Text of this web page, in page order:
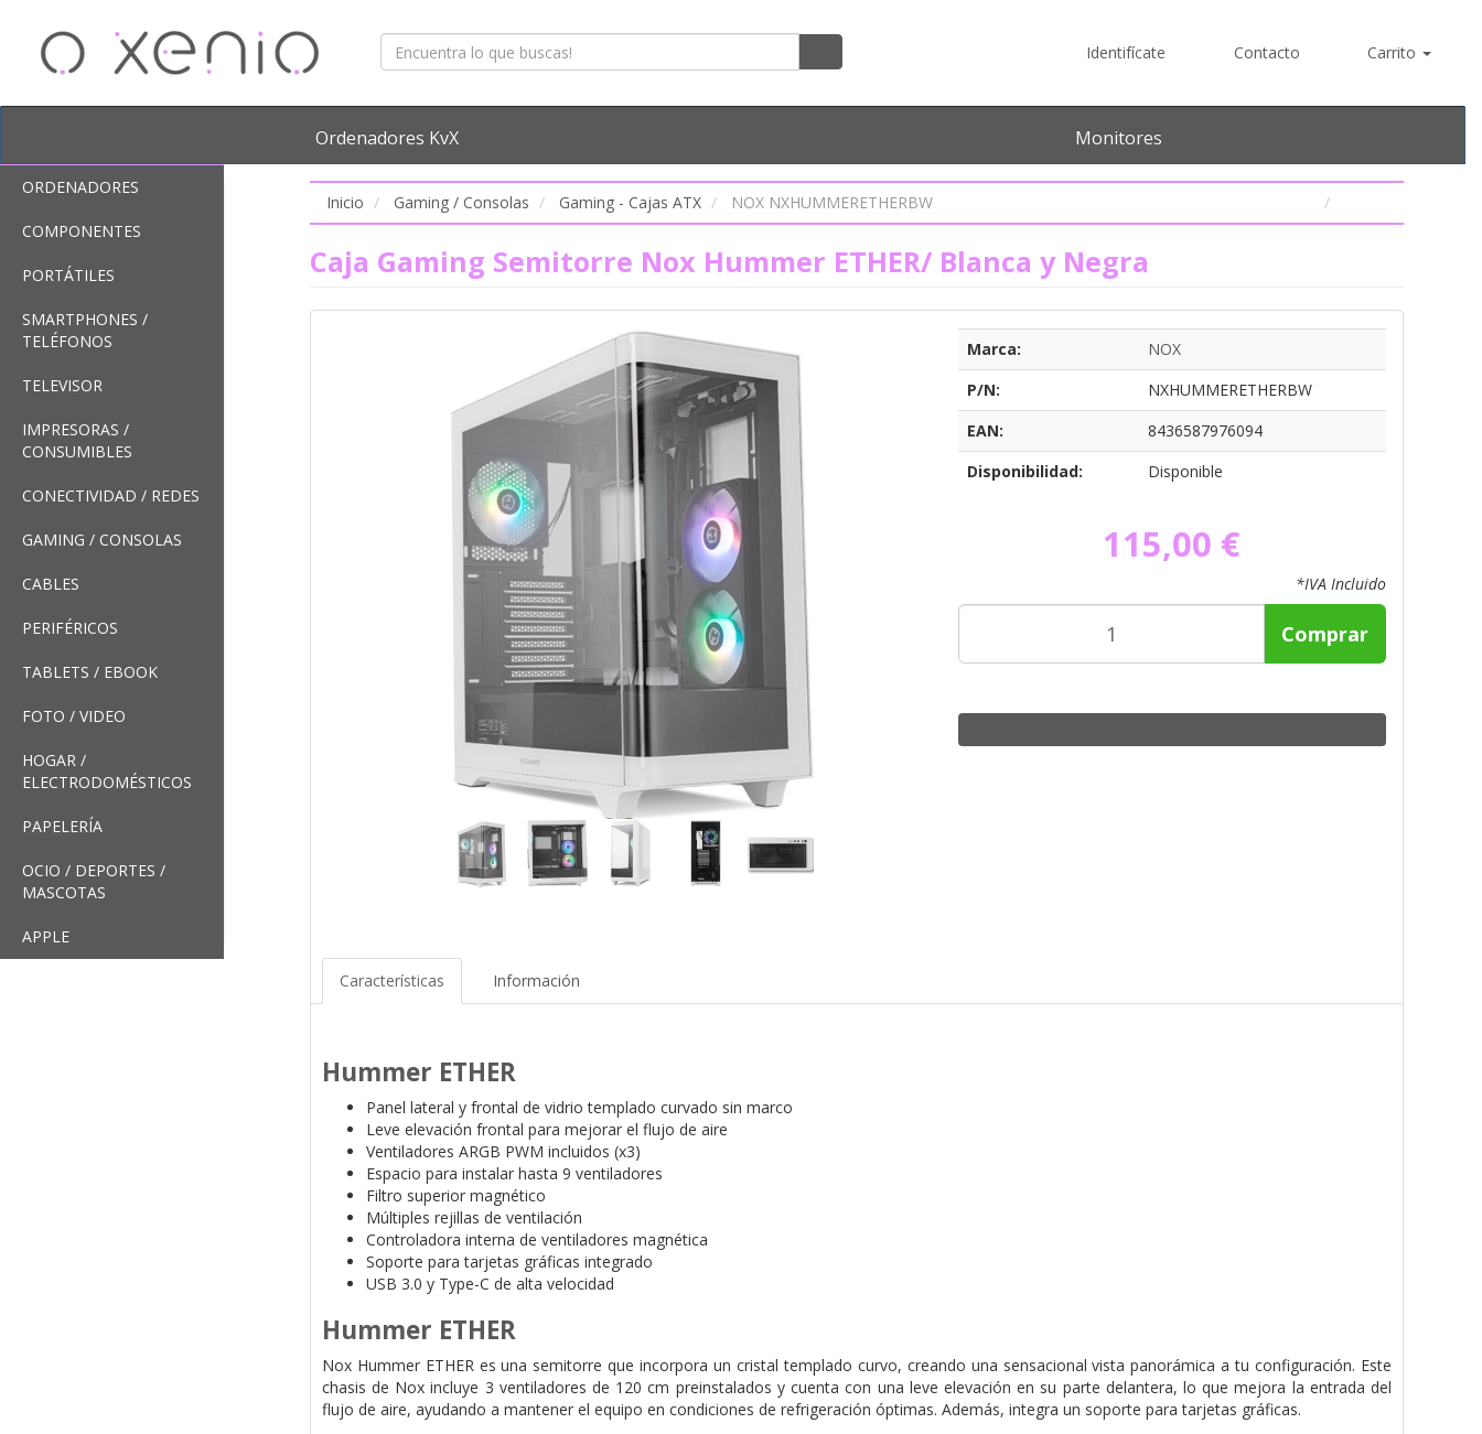
Identifícate Contacto Carrito
Ordenadores KvX Monitores
ORDENADORES
COMPONENTES
PORTÁTILES
SMARTPHONES /
TELÉFONOS
TELEVISOR
IMPRESORAS /
CONSUMIBLES
CONECTIVIDAD / REDES
GAMING / CONSOLAS
CABLES
PERIFÉRICOS
TABLETS / EBOOK
FOTO / VIDEO
HOGAR /
ELECTRODOMÉSTICOS
PAPELERÍA
OCIO / DEPORTES /
MASCOTAS
APPLE
Inicio Gaming / Consolas Gaming - Cajas ATX NOX NXHUMMERETHERBW
Caja Gaming Semitorre Nox Hummer ETHER/ Blanca y Negra
Marca:
NOX
P/N:
NXHUMMERETHERBW
EAN:
8436587976094
Disponibilidad:
Disponible
115,00 €
*IVA Incluido
Comprar
Características Información
Hummer ETHER
Panel lateral y frontal de vidrio templado curvado sin marco
Leve elevación frontal para mejorar el flujo de aire
Ventiladores ARGB PWM incluidos (x3)
Espacio para instalar hasta 9 ventiladores
Filtro superior magnético
Múltiples rejillas de ventilación
Controladora interna de ventiladores magnética
Soporte para tarjetas gráficas integrado
USB 3.0 y Type-C de alta velocidad
Hummer ETHER
Nox Hummer ETHER es una semitorre que incorpora un cristal templado curvo, creando una sensacional vista panorámica a tu configuración. Este
chasis de Nox incluye 3 ventiladores de 120 cm preinstalados y cuenta con una leve elevación en su parte delantera, lo que mejora la entrada del
flujo de aire, ayudando a mantener el equipo en condiciones de refrigeración óptimas. Además, integra un soporte para tarjetas gráficas.